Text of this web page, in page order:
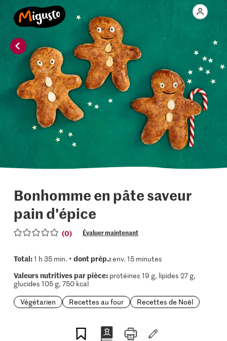
Bonhomme en pâte saveur
pain d'épice
(0) Évaluer maintenant
Total:1 h 35 min. • dont prép.:env. 15 minutes
Valeurs nutritives par pièce:protéines 19 g, lipides 27 g,
glucides 105 g, 750 kcal
Végétarien
Recettes au four Recettes de Noël